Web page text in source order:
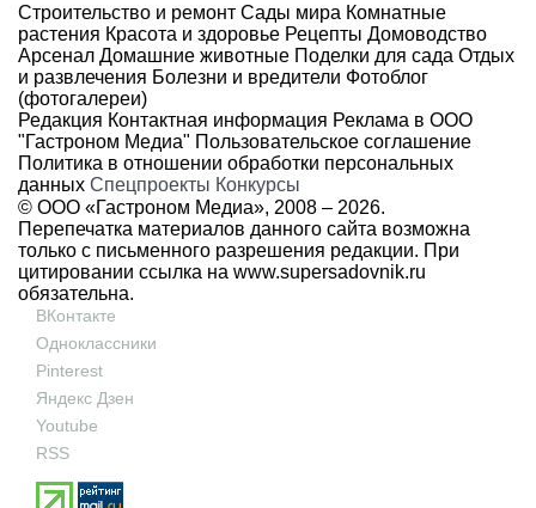
Строительство и ремонт Сады мира Комнатные
растения Красота и здоровье Рецепты Домоводство
Арсенал Домашние животные Поделки для сада Отдых
и развлечения Болезни и вредители Фотоблог
(фотогалереи)
Редакция Контактная информация Реклама в ООО
"Гастроном Медиа" Пользовательское соглашение
Политика в отношении обработки персональных
данных Спецпроекты Конкурсы
© ООО «Гастроном Медиа», 2008 – 2026.
Перепечатка материалов данного сайта возможна
только с письменного разрешения редакции. При
цитировании ссылка на www.supersadovnik.ru
обязательна.
ВКонтакте
Одноклассники
Pinterest
Яндекс Дзен
Youtube
RSS